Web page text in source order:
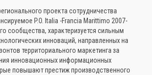
проекта сотрудничества
P.O. Italia -Francia Marittimo 2007-
сообщества, характеризуется сильным
инноваций, направленных на
территориального маркетинга за
инновационных информационных
повышают престиж производственного